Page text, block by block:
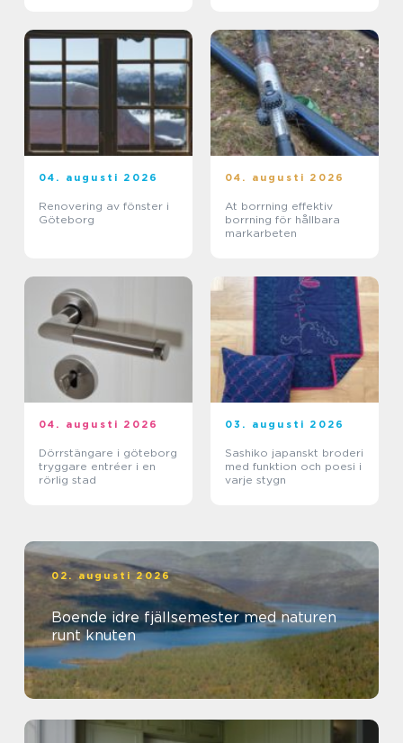
04. augusti 2026
Renovering av fönster i
Göteborg
04. augusti 2026
At borrning effektiv
borrning för hållbara
markarbeten
04. augusti 2026
Dörrstängare i göteborg
tryggare entréer i en
rörlig stad
03. augusti 2026
Sashiko japanskt broderi
med funktion och poesi i
varje stygn
02. augusti 2026
Boende idre fjällsemester med naturen
runt knuten